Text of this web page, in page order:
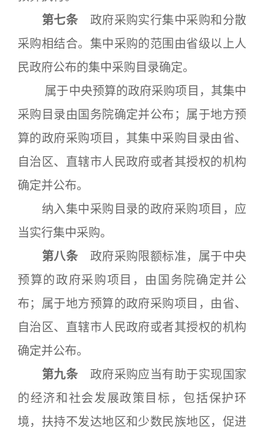
第七条 政府采购实行集中采购和分散
采购相结合。集中采购的范围由省级以上人
民政府公布的集中采购目录确定。
属于中央预算的政府采购项目，其集中
采购目录由国务院确定并公布；属于地方预
算的政府采购项目，其集中采购目录由省、
自治区、直辖市人民政府或者其授权的机构
确定并公布。
纳入集中采购目录的政府采购项目，应
当实行集中采购。
第八条 政府采购限额标准，属于中央
预算的政府采购项目，由国务院确定并公
布；属于地方预算的政府采购项目，由省、
自治区、直辖市人民政府或者其授权的机构
确定并公布。
第九条 政府采购应当有助于实现国家
的经济和社会发展政策目标，包括保护环
境，扶持不发达地区和少数民族地区，促进